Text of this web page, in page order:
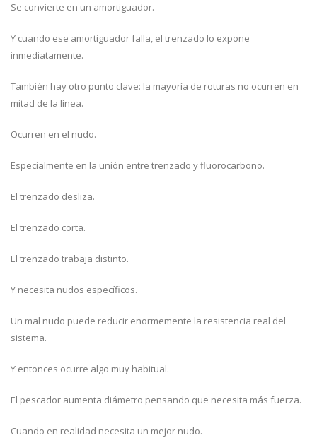
Se convierte en un amortiguador.
Y cuando ese amortiguador falla, el trenzado lo expone
inmediatamente.
También hay otro punto clave: la mayoría de roturas no ocurren en
mitad de la línea.
Ocurren en el nudo.
Especialmente en la unión entre trenzado y fluorocarbono.
El trenzado desliza.
El trenzado corta.
El trenzado trabaja distinto.
Y necesita nudos específicos.
Un mal nudo puede reducir enormemente la resistencia real del
sistema.
Y entonces ocurre algo muy habitual.
El pescador aumenta diámetro pensando que necesita más fuerza.
Cuando en realidad necesita un mejor nudo.